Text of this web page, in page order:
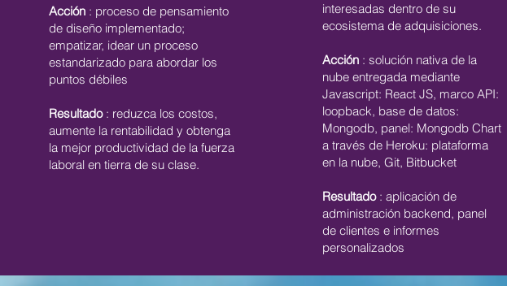
Acción: proceso de pensamiento
de diseño implementado;
empatizar, idear un proceso
estandarizado para abordar los
puntos débiles
Resultado: reduzca los costos,
aumente la rentabilidad y obtenga
la mejor productividad de la fuerza
laboral en tierra de su clase.
interesadas dentro de su
ecosistema de adquisiciones.
Acción: solución nativa de la
nube entregada mediante
Javascript: React JS, marco API:
loopback, base de datos:
Mongodb, panel: Mongodb Chart
a través de Heroku: plataforma
en la nube, Git, Bitbucket
Resultado: aplicación de
administración backend, panel
de clientes e informes
personalizados